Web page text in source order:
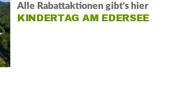
Alle Rabattaktionen gibt's hier
KINDERTAG AM EDERSEE